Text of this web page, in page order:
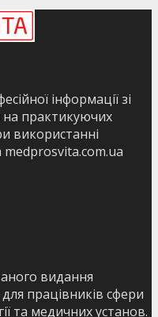
інформації зі
на практикуючих
використанні
medprosvita.com.ua
видання
працівників сфери
та медичних установ.